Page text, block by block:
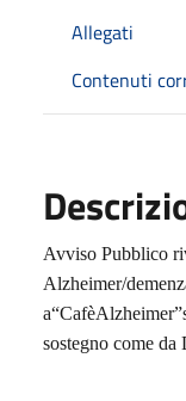
Allegati
Contenuti
Avviso Pubblico
Alzheimer/
a“Cafè
sostegno come da